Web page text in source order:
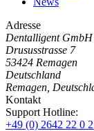
Adresse
Dentalligent GmbH
Drususstrasse 7
53424 Remagen
Deutschland
Remagen,
Kontakt
Support Hotline:
+49 (0) 2642 22 0